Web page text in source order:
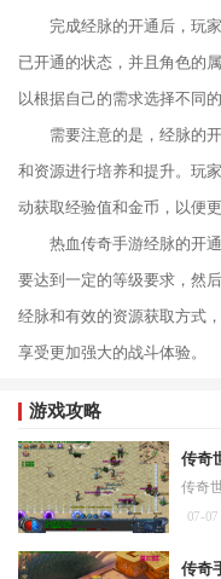
完成经脉的开通后，玩
已开通的状态，并且角色的
以根据自己的需求选择不同
需要注意的是，经脉的
和资源进行培养和提升。玩
动获取经验值和金币，以便
热血传奇手游经脉的开
要达到一定的等级要求，然
经脉和有效的资源获取方式
享受更加强大的战斗体验。
游戏攻略
传奇
07-07
传奇